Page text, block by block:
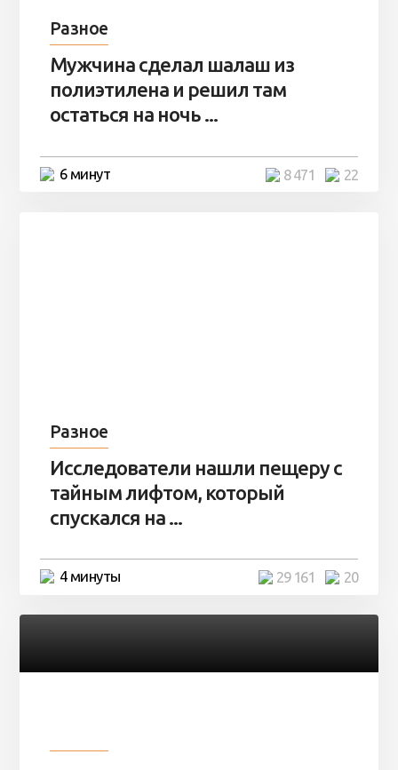
Разное
Мужчина сделал шалаш из
полиэтилена и решил там
остаться на ночь ...
6 минут 22
8 471
Разное
Исследователи нашли пещеру с
тайным лифтом, который
спускался на ...
4 минуты 20
29 161